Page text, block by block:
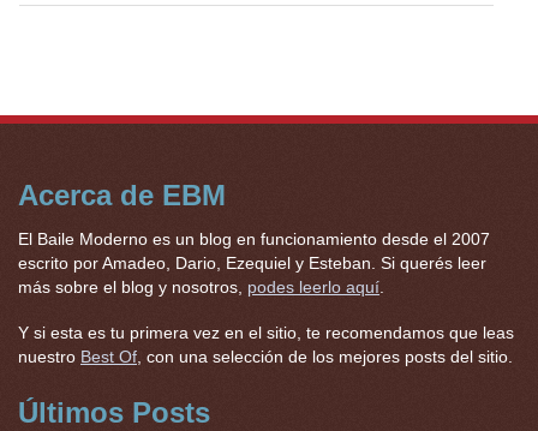
Acerca de EBM
El Baile Moderno es un blog en funcionamiento desde el 2007
escrito por Amadeo, Dario, Ezequiel y Esteban. Si querés leer
más sobre el blog y nosotros, podes leerlo aquí
Y si esta es tu primera vez en el sitio, te recomendamos que leas
nuestro Best Of , con una selección de los mejores posts del sitio.
Últimos Posts